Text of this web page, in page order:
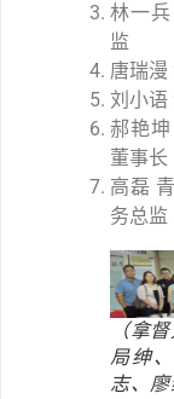
林一
监
唐瑞漫
刘小语
郝艳坤
董事长
高磊
务总监
（拿
局绅
志、